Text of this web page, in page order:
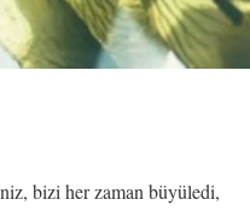
bizi her zaman büyüledi,